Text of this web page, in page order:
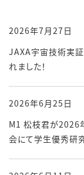
2026年7月27日
JAXA宇宙技術実
れました！
2026年6月25日
M1 松枝君が
会にて学生優秀研